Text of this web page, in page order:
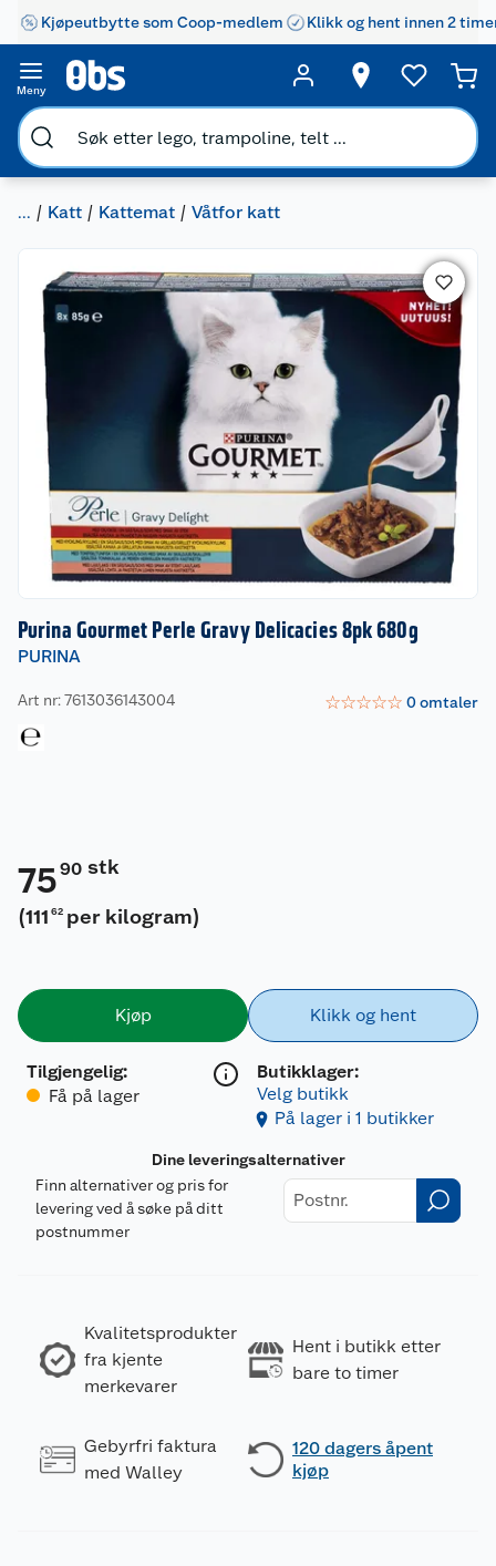
Kjøpeutbytte som Coop-medlem Klikk og hent innen 2
Meny
... Katt Kattemat Våtfor katt
Purina Gourmet Perle Gravy Delicacies 8pk 680g
PURINA
Art nr: 7613036143004 ☆☆☆☆☆ 0omtaler
7590 stk
(111 62 per kilogram)
Kjøp
Tilgjengelig:
Få på lager
Klikk og hent
Butikklager:
Velg butikk
På lager i 1 butikker
Dine leveringsalternativer
Finn alternativer og pris for
levering ved å søke på ditt
postnummer
Kvalitetsprodukter
fra kjente
merkevarer
Hent i butikk etter
bare to timer
Gebyrfri faktura
med Walley
120 dagers åpent
kjøp